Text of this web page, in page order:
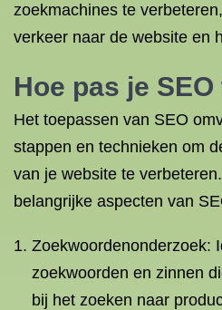
zoekmachines te
verkeer naar de website en
Hoe pas je SEO
Het toepassen van SEO
stappen en technieken om
van je website te
belangrijke aspecten van
Zoekwoordenonderzoek:
zoekwoorden en zinnen
bij het zoeken naar